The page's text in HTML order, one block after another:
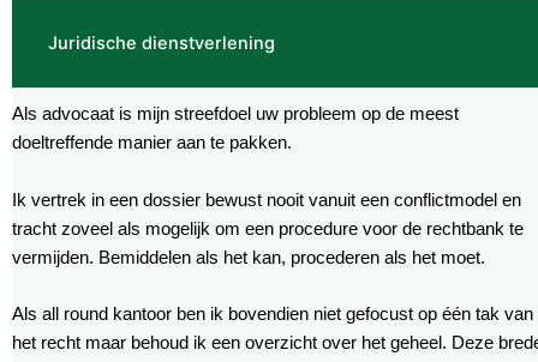
Juridische dienstverlening
Als advocaat is mijn streefdoel uw probleem op de meest
doeltreffende manier aan te pakken.
Ik vertrek in een dossier bewust nooit vanuit een conflictmodel en
tracht zoveel als mogelijk om een procedure voor de rechtbank te
vermijden. Bemiddelen als het kan, procederen als het moet.
Als all round kantoor ben ik bovendien niet gefocust op één tak van
het recht maar behoud ik een overzicht over het geheel. Deze